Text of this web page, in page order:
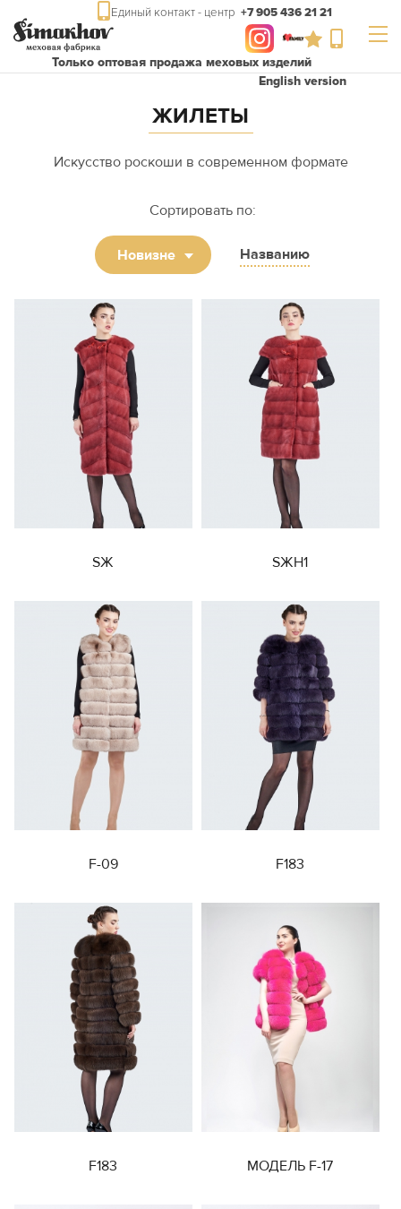
Единый контакт - центр +7 905 436 21 21
Только оптовая продажа меховых изделий
English version
ЖИЛЕТЫ
Искусство роскоши в современном формате
Сортировать по:
Новизне Названию
SЖ SЖН1
F-09 F183
F183 МОДЕЛЬ F-17